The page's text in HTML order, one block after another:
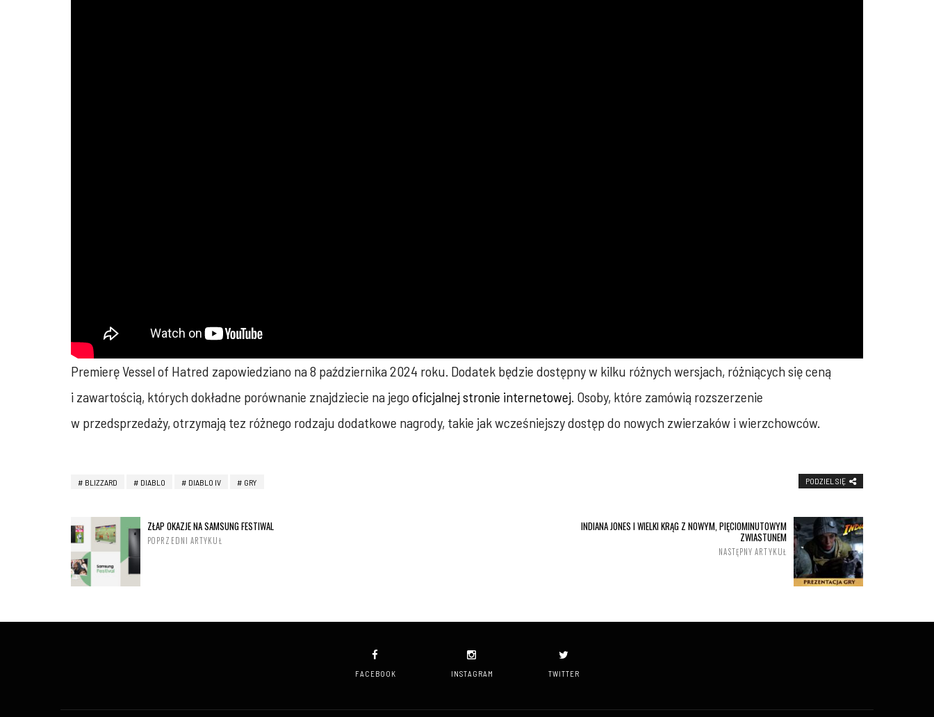
Premierę Vessel of Hatred zapowiedziano na 8 października 2024 roku. Dodatek będzie dostępny w kilku różnych wersjach, różniących się ceną
i zawartością, których dokładne porównanie znajdziecie na jego oficjalnej stronie internetowej. Osoby, które zamówią rozszerzenie
w przedsprzedaży, otrzymają tez różnego rodzaju dodatkowe nagrody, takie jak wcześniejszy dostęp do nowych zwierzaków i wierzchowców.
BLIZZARD DIABLO DIABLO IV GRY PODZIEL SIĘ
ZŁAP OKAZJE NA SAMSUNG FESTIWAL
POPRZEDNI ARTYKUŁ
INDIANA JONES I WIELKI KRĄG Z NOWYM, PIĘCIOMINUTOWYM
ZWIASTUNEM
NASTĘPNY ARTYKUŁ
FACEBOOK INSTAGRAM TWITTER